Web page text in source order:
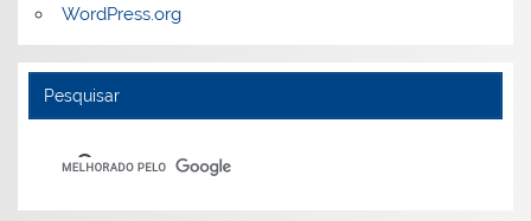
WordPress.org
Pesquisar